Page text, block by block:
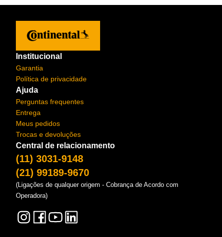
Institucional
Garantia
Política de privacidade
Ajuda
Perguntas frequentes
Entrega
Meus pedidos
Trocas e devoluções
Central de relacionamento
(11) 3031-9148
(21) 99189-9670
(Ligações de qualquer origem - Cobrança de Acordo com
Operadora)